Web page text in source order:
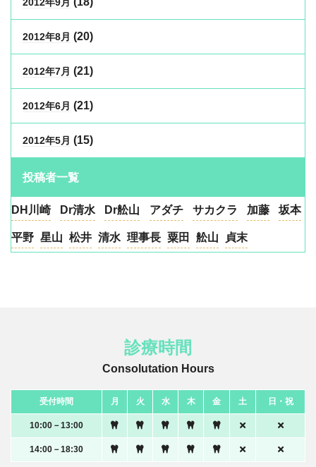
2012年8月 (20)
2012年7月 (21)
2012年6月 (21)
2012年5月 (15)
投稿者一覧
DH川崎 Dr清水 Dr舩山 アダチ サカクラ 加藤 坂本
平野 星山 松井 清水 理事長 粟田 舩山 貞末
診療時間
Consolutation Hours
受付時間 月 火 水 木 金 土 日・祝
10:00－13:00
14:00－18:30